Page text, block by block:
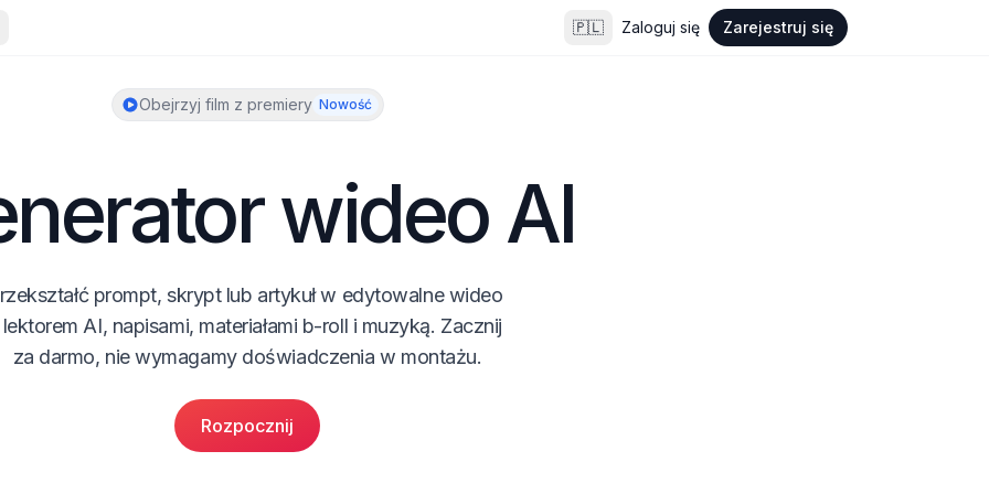
🇵🇱 Zaloguj się Zarejestruj się
Obejrzyj film z premiery Nowość
wideo AI
prompt, skrypt lub artykuł w edytowalne wideo
AI, napisami, materiałami b-roll i muzyką. Zacznij
za darmo, nie wymagamy doświadczenia w montażu.
Rozpocznij